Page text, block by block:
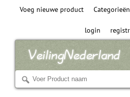
Voeg nieuwe product Categorieën
login